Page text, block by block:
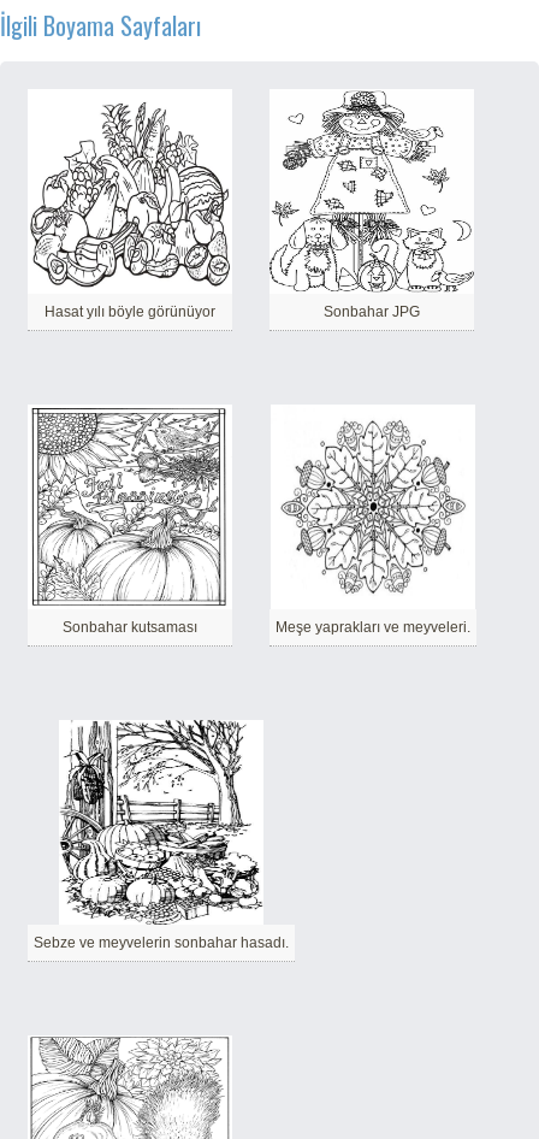
İlgili Boyama Sayfaları
Hasat yılı böyle görünüyor Sonbahar JPG
Sonbahar kutsaması Meşe yaprakları ve meyveleri.
Sebze ve meyvelerin sonbahar hasadı.